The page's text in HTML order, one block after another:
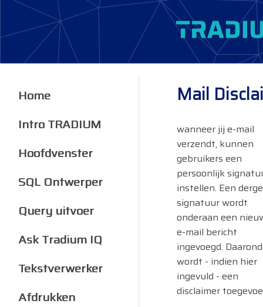
Mail
wanneer jij e-mail
verzendt, kunnen
gebruikers een
persoonlijk
instellen. Een
signatuur wordt
onderaan een
e-mail bericht
ingevoegd.
wordt - indien hier
ingevuld - een
disclaimer
Home
Intro TRADIUM
Hoofdvenster
SQL Ontwerper
Query uitvoer
Ask Tradium IQ
Tekstverwerker
Afdrukken